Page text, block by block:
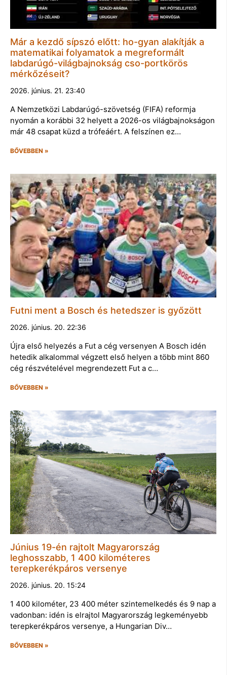
Már a kezdő sípszó előtt: ho-gyan alakítják a
matematikai folyamatok a megreformált
labdarúgó-világbajnokság cso-portkörös
mérkőzéseit?
2026. június. 21. 23:40
A Nemzetközi Labdarúgó-szövetség (FIFA) reformja
nyomán a korábbi 32 helyett a 2026-os világbajnokságon
már 48 csapat küzd a trófeáért. A felszínen ez…
BŐVEBBEN »
Futni ment a Bosch és hetedszer is győzött
2026. június. 20. 22:36
Újra első helyezés a Fut a cég versenyen A Bosch idén
hetedik alkalommal végzett első helyen a több mint 860
cég részvételével megrendezett Fut a c…
BŐVEBBEN »
Június 19-én rajtolt Magyarország
leghosszabb, 1 400 kilométeres
terepkerékpáros versenye
2026. június. 20. 15:24
1 400 kilométer, 23 400 méter szintemelkedés és 9 nap a
vadonban: idén is elrajtol Magyarország legkeményebb
terepkerékpáros versenye, a Hungarian Div…
BŐVEBBEN »